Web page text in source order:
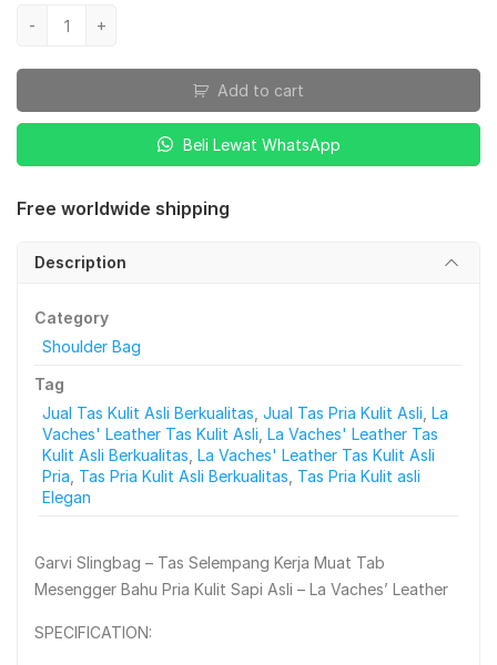
- +
Add to cart
Beli Lewat WhatsApp
Free worldwide shipping
Description
Category
Shoulder Bag
Tag
Jual Tas Kulit Asli Berkualitas Jual Tas Pria Kulit Asli La
Vaches' Leather Tas Kulit Asli La Vaches' Leather Tas
Kulit Asli Berkualitas La Vaches' Leather Tas Kulit Asli
Pria Tas Pria Kulit Asli Berkualitas Tas Pria Kulit asli
Elegan
Garvi Slingbag – Tas Selempang Kerja Muat Tab
Mesengger Bahu Pria Kulit Sapi Asli – La Vaches’ Leather
SPECIFICATION: